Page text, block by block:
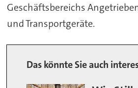
Geschäftsbereichs
und Transportgeräte.
Das könnte Sie auch